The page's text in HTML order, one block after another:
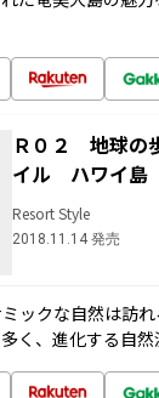
Ｒ０２ 地球の
イル ハワイ島
Resort Style
2018.11.14 発売
ックな自然は訪
く、進化する自然